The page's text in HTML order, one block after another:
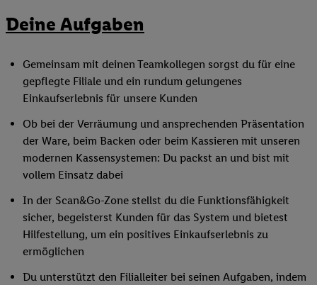
Deine Aufgaben
Gemeinsam mit deinen Teamkollegen sorgst du für eine
gepflegte Filiale und ein rundum gelungenes
Einkaufserlebnis für unsere Kunden
Ob bei der Verräumung und ansprechenden Präsentation
der Ware, beim Backen oder beim Kassieren mit unseren
modernen Kassensystemen: Du packst an und bist mit
vollem Einsatz dabei
In der Scan&Go-Zone stellst du die Funktionsfähigkeit
sicher, begeisterst Kunden für das System und bietest
Hilfestellung, um ein positives Einkaufserlebnis zu
ermöglichen
Du unterstützt den Filialleiter bei seinen Aufgaben, indem